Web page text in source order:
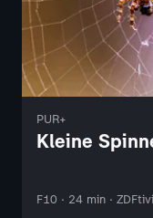
PUR+
Kleine
F10 · 24 min · ZDFtivi